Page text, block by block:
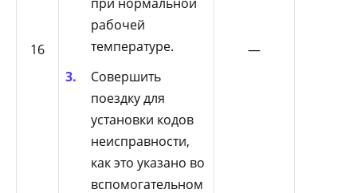
16
рабочей
температуре.
Совершить
поездку для
установки кодов
неисправности,
как это указано во
вспомогательном
—